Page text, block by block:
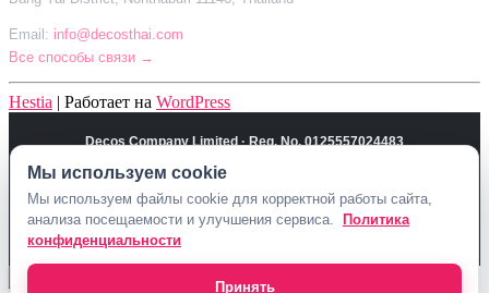
Email: info@decosthai.com
Все способы связи →
Hestia | Работает на WordPress
Decos Company Limited · Reg. No. 0125557024483
51/60-61, Moo 6, Sao Thong Hin, Bang Yai District, Nonthaburi 11140,
Политика конфиденциальностиДоговор оферты
Контакты Decosthai
Мы используем cookie
Мы используем файлы cookie для корректной работы сайта,
анализа посещаемости и улучшения сервиса.
Политика
конфиденциальности
Принять